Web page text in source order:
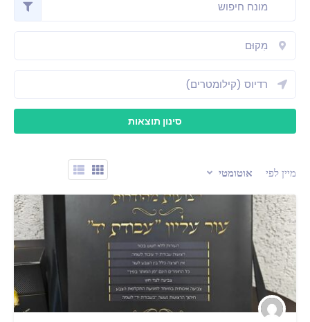
מיין לפי אוטומטי